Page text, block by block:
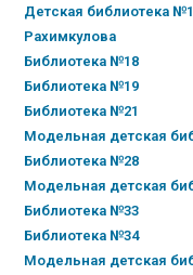
Детская библиотека
Рахимкулова
Библиотека №18
Библиотека №19
Библиотека №21
Модельная детская
Библиотека №28
Модельная детская
Библиотека №33
Библиотека №34
Модельная детская